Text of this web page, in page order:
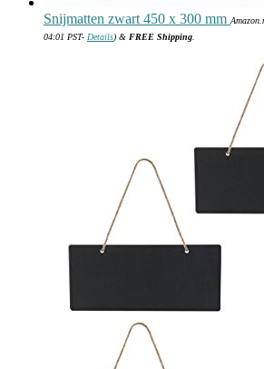
Snijmatten zwart 450 x 300 mm
04:01 PST- Details) & FREE Shipping